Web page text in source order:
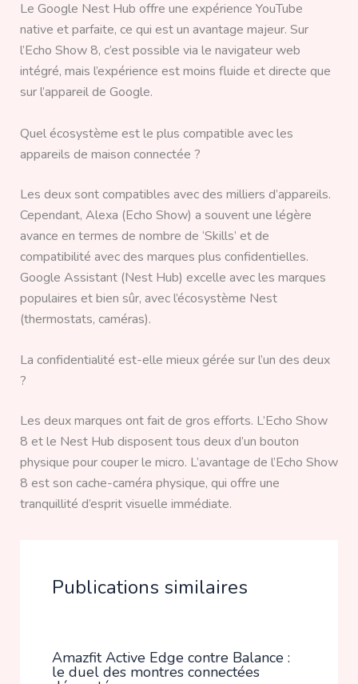
Le Google Nest Hub offre une expérience YouTube
native et parfaite, ce qui est un avantage majeur. Sur
l’Echo Show 8, c’est possible via le navigateur web
intégré, mais l’expérience est moins fluide et directe que
sur l’appareil de Google.
Quel écosystème est le plus compatible avec les
appareils de maison connectée ?
Les deux sont compatibles avec des milliers d’appareils.
Cependant, Alexa (Echo Show) a souvent une légère
avance en termes de nombre de ‘Skills’ et de
compatibilité avec des marques plus confidentielles.
Google Assistant (Nest Hub) excelle avec les marques
populaires et bien sûr, avec l’écosystème Nest
(thermostats, caméras).
La confidentialité est-elle mieux gérée sur l’un des deux
?
Les deux marques ont fait de gros efforts. L’Echo Show
8 et le Nest Hub disposent tous deux d’un bouton
physique pour couper le micro. L’avantage de l’Echo Show
8 est son cache-caméra physique, qui offre une
tranquillité d’esprit visuelle immédiate.
Publications similaires
Amazfit Active Edge contre Balance :
le duel des montres connectées